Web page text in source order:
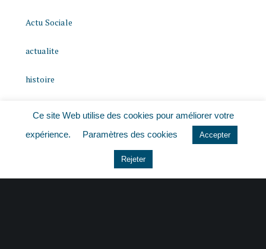
Actu Sociale
actualite
histoire
Non classé
Ce site Web utilise des cookies pour améliorer votre
expérience.
Paramètres des cookies Accepter
Rejeter